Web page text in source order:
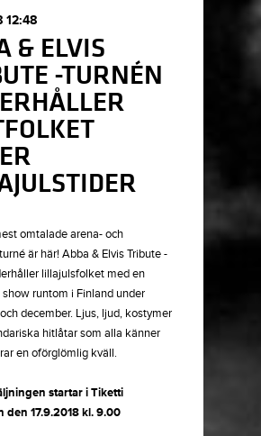
12:48
& ELVIS
-TURNÉN
omtalade arena- och
är här! Abba & Elvis Tribute -
lillajulsfolket med en
runtom i Finland under
december. Ljus, ljud, kostymer
hitlåtar som alla känner
en oförglömlig kväll.
startar i Tiketti
den 17.9.2018 kl. 9.00